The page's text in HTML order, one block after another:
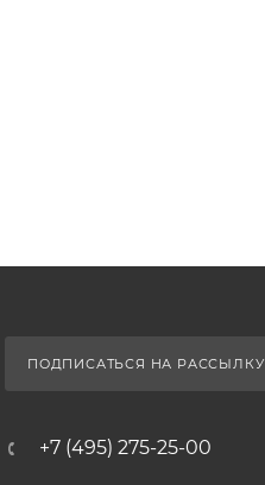
ПОДПИСАТЬСЯ НА РАССЫЛКУ
+7 (495) 275-25-00